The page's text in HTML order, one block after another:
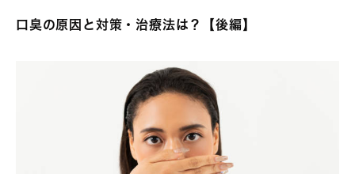
口臭の原因と対策・治療法は？【後編】